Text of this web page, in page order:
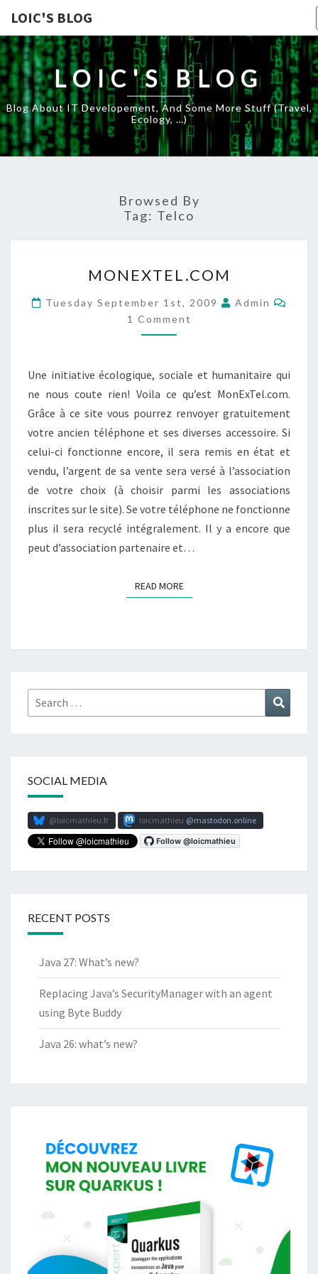
LOIC'S BLOG
LOIC'S BLOG
Blog About IT Developement, And Some More Stuff (travel,
Ecology, …)
Browsed By
Tag: Telco
MONEXTEL.COM
Tuesday September 1st, 2009 Admin
1 Comment
Une initiative écologique, sociale et humanitaire qui
ne nous coute rien! Voila ce qu’est MonExTel.com.
Grâce à ce site vous pourrez renvoyer gratuitement
votre ancien téléphone et ses diverses accessoire. Si
celui-ci fonctionne encore, il sera remis en état et
vendu, l’argent de sa vente sera versé à l’association
de votre choix (à choisir parmi les associations
inscrites sur le site). Se votre téléphone ne fonctionne
plus il sera recyclé intégralement. Il y a encore que
peut d’association partenaire et…
READ MOREREAD MORE
Search
for:
SOCIAL MEDIA
@loicmathieu.fr loicmathieu mastodon.online
RECENT POSTS
Java 27: What’s new?
Replacing Java’s SecurityManager with an agent
using Byte Buddy
Java 26: what’s new?